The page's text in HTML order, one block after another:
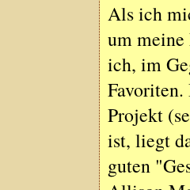
Als ich
um meine
ich, im
Projekt
ist, liegt
guten